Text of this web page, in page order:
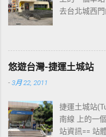
去台北城西
圖中的六號
等候的標的
運西門站六
站 ] - [ 龍山
善導寺站 ] - [
忠孝敦化站 ]
悠遊台灣-捷運土城站
-3月 22, 2011
捷運土城站
南線 上的一
站資訊== 站